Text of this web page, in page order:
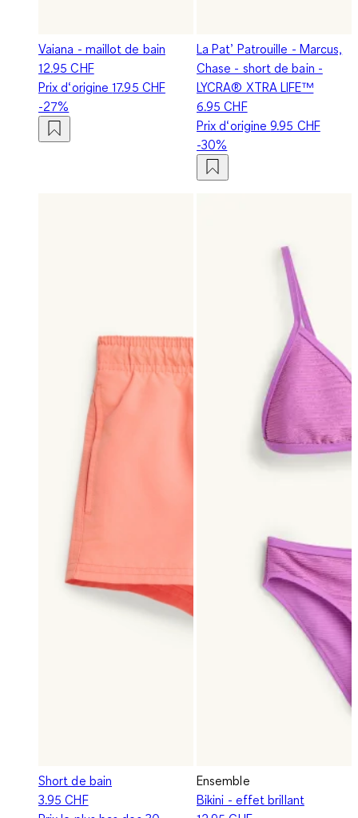
Vaiana - maillot de bain
12.95 CHF
Prix d‘origine17.95 CHF
-27%
La Pat’ Patrouille - Marcus,
Chase - short de bain -
LYCRA® XTRA LIFE™
6.95 CHF
Prix d‘origine9.95 CHF
-30%
Short de bain
3.95 CHF
Ensemble
Bikini - effet brillant